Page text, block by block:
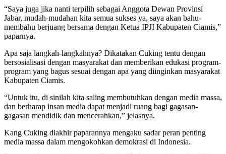
“Saya juga jika nanti terpilih sebagai Anggota Dewan Provinsi
Jabar, mudah-mudahan kita semua sukses ya, saya akan bahu-
membahu berjuang bersama dengan Ketua IPJI Kabupaten Ciamis,”
paparnya.
Apa saja langkah-langkahnya? Dikatakan Cuking tentu dengan
bersosialisasi dengan masyarakat dan memberikan edukasi program-
program yang bagus sesuai dengan apa yang diinginkan masyarakat
Kabupaten Ciamis.
“Untuk itu, di sinilah kita saling membutuhkan dengan media massa,
dan berharap insan media dapat menjadi ruang bagi gagasan-
gagasan mendidik dan mencerahkan,” jelasnya.
Kang Cuking diakhir paparannya mengaku sadar peran penting
media massa dalam mengokohkan demokrasi di Indonesia.